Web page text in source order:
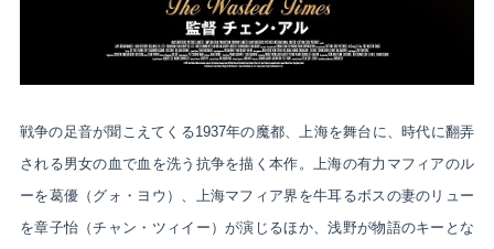
戦争の足音が聞こえてくる1937年の魔都、上海を舞台に、時代に翻弄
される男女の血で血を洗う抗争を描く本作。上海の有力マフィアのル
ーを葛優（グォ・ヨウ）、上海マフィア界を牛耳るボスの妻のリュー
を章子怡（チャン・ツィイー）が演じるほか、浅野が物語のキーとな